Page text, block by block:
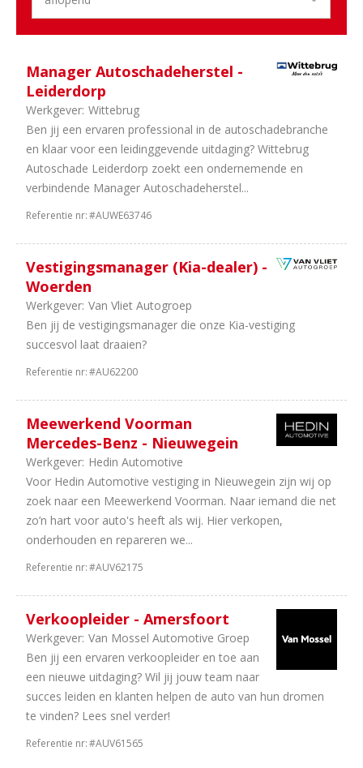
Manager Autoschadeherstel -
Leiderdorp
Werkgever: Wittebrug
Ben jij een ervaren professional in de autoschadebranche
en klaar voor een leidinggevende uitdaging? Wittebrug
Autoschade Leiderdorp zoekt een ondernemende en
verbindende Manager Autoschadeherstel...
Referentie nr:#AUWE63746
Vestigingsmanager (Kia-dealer) -
Woerden
Werkgever: Van Vliet Autogroep
Ben jij de vestigingsmanager die onze Kia-vestiging
succesvol laat draaien?
Referentie nr:#AU62200
Meewerkend Voorman
Mercedes-Benz - Nieuwegein
Werkgever: Hedin Automotive
Voor Hedin Automotive vestiging in Nieuwegein zijn wij op
zoek naar een Meewerkend Voorman. Naar iemand die net
zo’n hart voor auto's heeft als wij. Hier verkopen,
onderhouden en repareren we...
Referentie nr:#AUV62175
Verkoopleider - Amersfoort
Werkgever: Van Mossel Automotive Groep
Ben jij een ervaren verkoopleider en toe aan
een nieuwe uitdaging? Wil jij jouw team naar
succes leiden en klanten helpen de auto van hun dromen
te vinden? Lees snel verder!
Referentie nr:#AUV61565